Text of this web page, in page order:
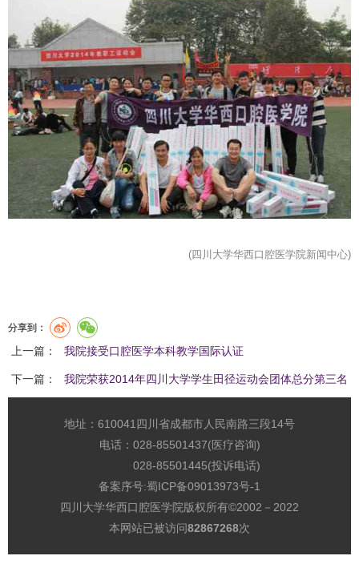
(四川大学华西口腔医学院新闻中心)
分享到：
上一篇： 我院接受口腔医学本科教学国际认证
下一篇： 我院荣获2014年四川大学学生田径运动会团体总分第三名
地址：610041四川省成都市人民南路三段14号
电话：028-85501437(医疗咨询)
028-85501445(投诉电话)
备案序号:蜀ICP备09013973号-1
四川大学华西口腔医学院版权所有©2002－2022
本网站已被访问82867268次